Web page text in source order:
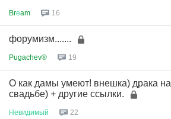
Brеam 16
форумизм.......
Pugachev® 19
О как дамы умеют! внешка) драка на
свадьбе) + другие ссылки.
Невидимый 22